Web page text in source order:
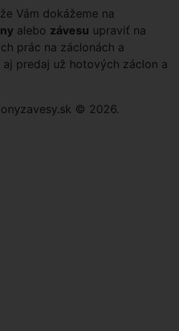
Vám dokážeme na
alebo závesu upraviť na
prác na záclonách a
predaj už hotových záclon a
© 2026.